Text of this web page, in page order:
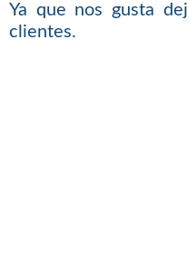
Ya que nos gusta
clientes.